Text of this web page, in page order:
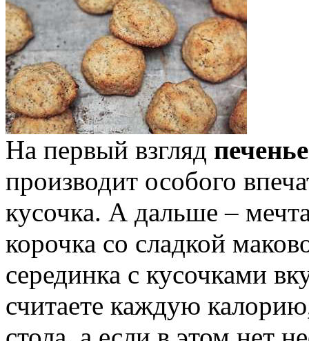
На первый взгляд
производит особого
кусочка. А дальше –
корочка со сладкой
серединка с кусочками
считаете каждую